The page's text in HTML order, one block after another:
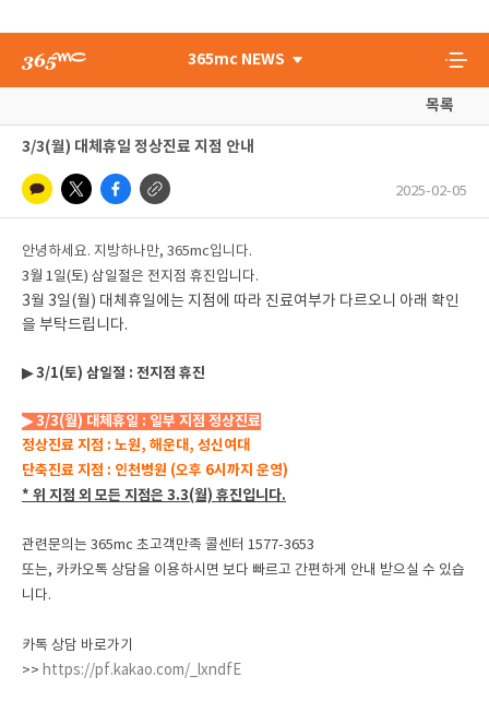
365mc NEWS
목록
3/3(월) 대체휴일 정상진료 지점 안내
2025-02-05
안녕하세요. 지방하나만, 365mc입니다.
3월 1일(토) 삼일절은 전지점 휴진입니다.
3월 3일(월) 대체휴일에는 지점에 따라 진료여부가 다르오니 아래 확인
을 부탁드립니다.
▶ 3/1(토) 삼일절 : 전지점 휴진
▶ 3/3(월) 대체휴일 : 일부 지점 정상진료
정상진료 지점 : 노원, 해운대, 성신여대
단축진료 지점 : 인천병원 (오후 6시까지 운영)
* 위 지점 외 모든 지점은 3.3(월) 휴진입니다.
관련문의는 365mc 초고객만족 콜센터 1577-3653
또는, 카카오톡 상담을 이용하시면 보다 빠르고 간편하게 안내 받으실 수 있습
니다.
카톡 상담 바로가기
>> https://pf.kakao.com/_lxndfE